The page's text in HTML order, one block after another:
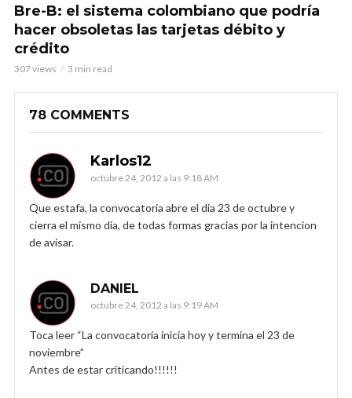
Bre-B: el sistema colombiano que podría
hacer obsoletas las tarjetas débito y
crédito
307 views 3 min read
78 COMMENTS
Karlos12
octubre 24, 2012 a las 9:18 AM
Que estafa, la convocatoria abre el dia 23 de octubre y
cierra el mismo dia, de todas formas gracias por la intencion
de avisar.
DANIEL
octubre 24, 2012 a las 9:19 AM
Toca leer “La convocatoria inicia hoy y termina el 23 de
noviembre”
Antes de estar criticando!!!!!!